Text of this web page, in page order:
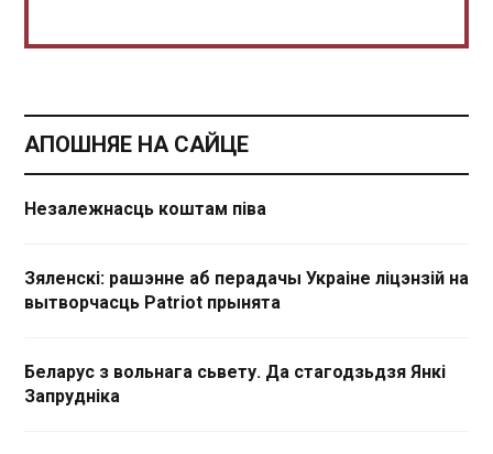
АПОШНЯЕ НА САЙЦЕ
Незалежнасць коштам піва
Зяленскі: рашэнне аб перадачы Украіне ліцэнзій на
вытворчасць Patriot прынята
Беларус з вольнага сьвету. Да стагодзьдзя Янкі
Запрудніка